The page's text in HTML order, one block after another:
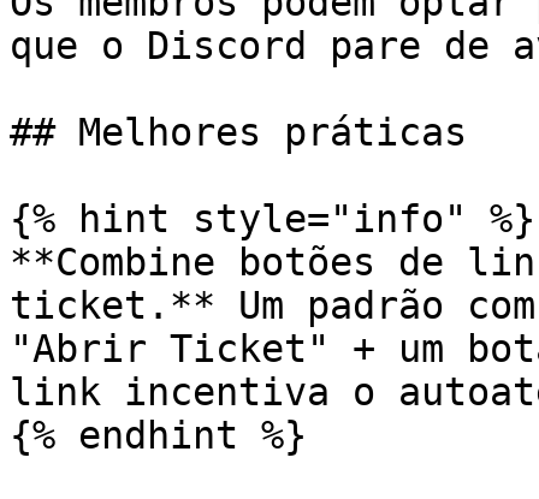
que o Discord pare de
## Melhores práticas
{% hint style="info" %}
**Combine botões de
ticket.** Um padrão
"Abrir Ticket" + um
link incentiva o
{% endhint %}